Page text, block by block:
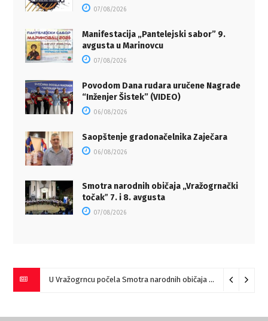
07/08/2026
Manifestacija „Pantelejski sabor” 9.
avgusta u Marinovcu
07/08/2026
Povodom Dana rudara uručene Nagrade
“Inženjer Šistek” (VIDEO)
06/08/2026
Saopštenje gradonačelnika Zaječara
06/08/2026
Smotra narodnih običaja „Vražogrnački
točakˮ 7. i 8. avgusta
07/08/2026
U Vražogrncu počela Smotra narodnih običaja „Vražogrnački točak“